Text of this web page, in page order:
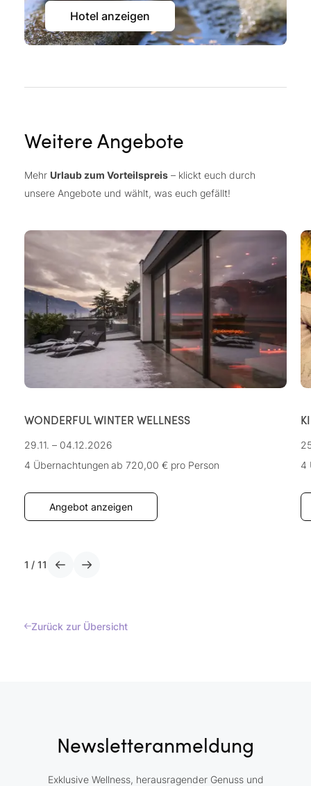
Hotel anzeigen
Weitere Angebote
Mehr Urlaub zum Vorteilspreis – klickt euch durch
unsere Angebote und wählt, was euch gefällt!
WONDERFUL WINTER WELLNESS
29.11. – 04.12.2026
4 Übernachtungen ab 720,00 € pro Person
Angebot anzeigen
4
1 / 11
Zurück zur Übersicht
Newsletteranmeldung
Exklusive Wellness, herausragender Genuss und